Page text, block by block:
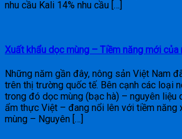
nhu cầu Kali 14% nhu cầu […]
Xuất khẩu dọc mùng – Tiềm năng mới của
Những năm gần đây, nông sản Việt Nam
trên thị trường quốc tế. Bên cạnh các loại
trong đó dọc mùng (bạc hà) – nguyên liệu
ẩm thực Việt – đang nổi lên với tiềm năng
mùng – Nguyên […]